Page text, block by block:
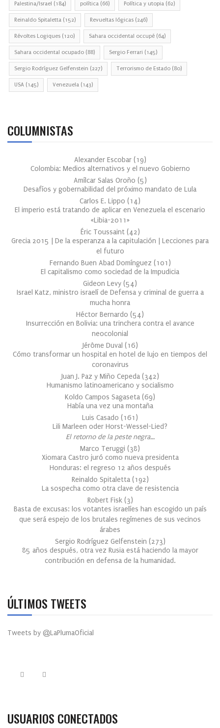
Palestina/Israel (184) política (66) Política y utopia (62)
Reinaldo Spitaletta (152) Revueltas lógicas (246)
Révoltes Logiques (120) Sahara occidental occupé (64)
Sahara occidental ocupado (88) Sergio Ferrari (145)
Sergio Rodríguez Gelfenstein (227) Terrorismo de Estado (80)
USA (145) Venezuela (143)
COLUMNISTAS
Alexander Escobar (19)
Colombia: Medios alternativos y el nuevo Gobierno
Amílcar Salas Oroño (5)
Desafíos y gobernabilidad del próximo mandato de Lula
Carlos E. Lippo (14)
El imperio está tratando de aplicar en Venezuela el escenario
«Libia-2011»
Éric Toussaint (42)
Grecia 2015 | De la esperanza a la capitulación | Lecciones para
el futuro
Fernando Buen Abad Domínguez (101 )
El capitalismo como sociedad de la Impudicia
Gideon Levy (54)
Israel Katz, ministro israelí de Defensa y criminal de guerra a
mucha honra
Héctor Bernardo (54)
Insurrección en Bolivia: una trinchera contra el avance
neocolonial
Jérôme Duval (16)
Cómo transformar un hospital en hotel de lujo en tiempos del
coronavirus
Juan J. Paz y Miño Cepeda (342)
Humanismo latinoamericano y socialismo
Koldo Campos Sagaseta (69)
Había una vez una montaña
Luis Casado (161 )
Lili Marleen oder Horst-Wessel-Lied?
El retorno de la peste negra…
Marco Teruggi (38)
Xiomara Castro juró como nueva presidenta
Honduras: el regreso 12 años después
Reinaldo Spitaletta (192)
La sospecha como otra clave de resistencia
Robert Fisk (3)
Basta de excusas: los votantes israelíes han escogido un país
que será espejo de los brutales regímenes de sus vecinos
árabes
Sergio Rodríguez Gelfenstein (273)
85 años después, otra vez Rusia está haciendo la mayor
contribución en defensa de la humanidad.
ÚLTIMOS TWEETS
Tweets by @LaPlumaOficial
USUARIOS CONECTADOS